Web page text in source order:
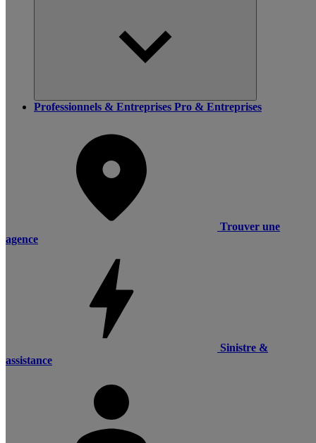
Professionnels & Entreprises Pro & Entreprises
Trouver une
agence
Sinistre &
assistance